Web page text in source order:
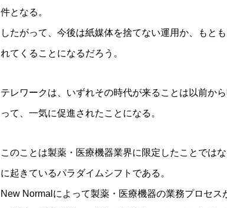
件となる。
したがって、今後は紙媒体を捨てない運用か、もと
れてくることになるだろう。
テレワークは、いずれその時代が来ることは以前か
って、一気に促進されたことになる。
このことは製薬・医療機器業界に限定したことでは
に起きているパラダイムシフトである。
New Normalによって製薬・医療機器の業務プロセ